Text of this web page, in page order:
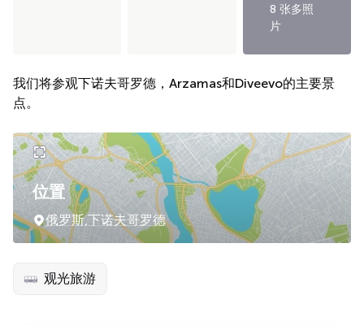
8 张多照
片
我们将参观下诺夫哥罗德，Arzamas和Diveevo的主要景
点。
位置
俄罗斯,下诺夫哥罗德
观光旅游